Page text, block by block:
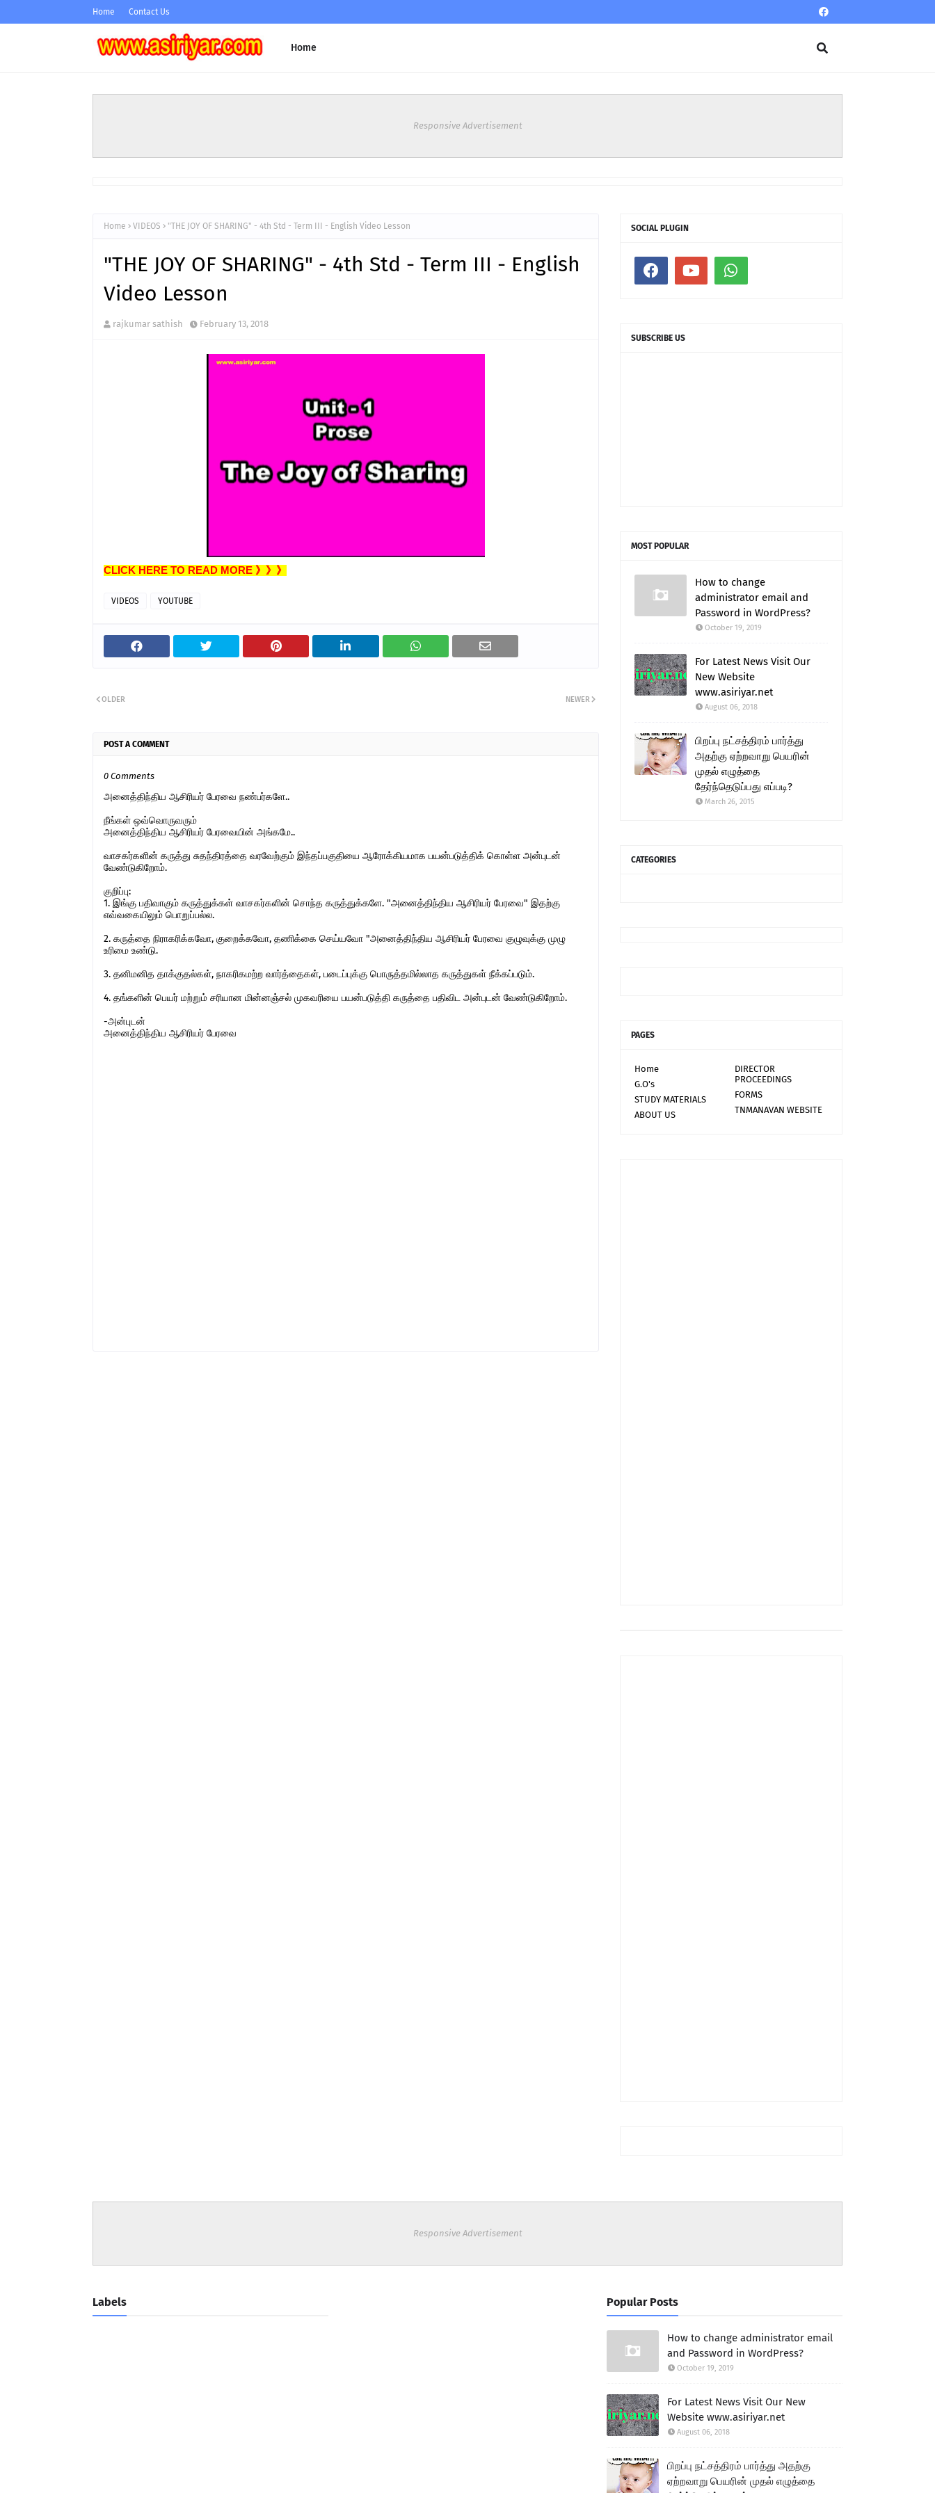
Home Contact Us
Home
Responsive Advertisement
Home VIDEOS "THE JOY OF SHARING" - 4th Std - Term III - English Video Lesson
"THE JOY OF SHARING" - 4th Std - Term III - English
Video Lesson
rajkumar sathish February 13, 2018
CLICK HERE TO READ MORE 》》》
VIDEOS YOUTUBE
NEWER
OLDER
POST A COMMENT
0 Comments
அனைத்திந்திய ஆசிரியர் பேரவை நண்பர்களே..
நீங்கள் ஒவ்வொருவரும்
அனைத்திந்திய ஆசிரியர் பேரவையின் அங்கமே..
வாசகர்களின் கருத்து சுதந்திரத்தை வரவேற்கும் இந்தப்பகுதியை ஆரோக்கியமாக பயன்படுத்திக் கொள்ள அன்புடன்
வேண்டுகிறோம்.
குறிப்பு:
1. இங்கு பதிவாகும் கருத்துக்கள் வாசகர்களின் சொந்த கருத்துக்களே. "அனைத்திந்திய ஆசிரியர் பேரவை" இதற்கு
எவ்வகையிலும் பொறுப்பல்ல.
2. கருத்தை நிராகரிக்கவோ, குறைக்கவோ, தணிக்கை செய்யவோ "அனைத்திந்திய ஆசிரியர் பேரவை குழுவுக்கு முழு
உரிமை உண்டு.
3. தனிமனித தாக்குதல்கள், நாகரிகமற்ற வார்த்தைகள், படைப்புக்கு பொருத்தமில்லாத கருத்துகள் நீக்கப்படும்.
4. தங்களின் பெயர் மற்றும் சரியான மின்னஞ்சல் முகவரியை பயன்படுத்தி கருத்தை பதிவிட அன்புடன் வேண்டுகிறோம்.
-அன்புடன்
அனைத்திந்திய ஆசிரியர் பேரவை
SOCIAL PLUGIN
SUBSCRIBE US
MOST POPULAR
How to change
administrator email and
Password in WordPress?
October 19, 2019
For Latest News Visit Our
New Website
www.asiriyar.net
August 06, 2018
பிறப்பு நட்சத்திரம் பார்த்து
அதற்கு ஏற்றவாறு பெயரின்
முதல் எழுத்தை
தேர்ந்தெடுப்பது எப்படி?
March 26, 2015
CATEGORIES
PAGES
Home
DIRECTOR
PROCEEDINGS
G.O's
FORMS
STUDY MATERIALS
TNMANAVAN WEBSITE
ABOUT US
Responsive Advertisement
Labels Popular Posts
How to change administrator email
and Password in WordPress?
October 19, 2019
For Latest News Visit Our New
Website www.asiriyar.net
August 06, 2018
பிறப்பு நட்சத்திரம் பார்த்து அதற்கு
ஏற்றவாறு பெயரின் முதல் எழுத்தை